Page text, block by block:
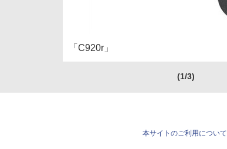
「C920r」
(1/3)
本サイトのご利用について